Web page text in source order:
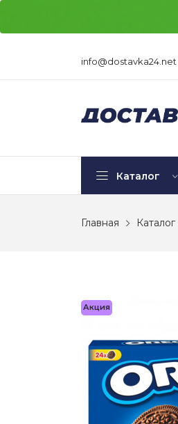
info@dostavka24.net
Каталог
Главная Каталог
Акция